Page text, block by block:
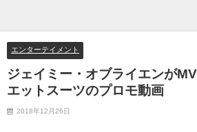
エンターテイメント
ジェイミー・オブライエンが
エットスーツのプロモ動画
2018年12月26日